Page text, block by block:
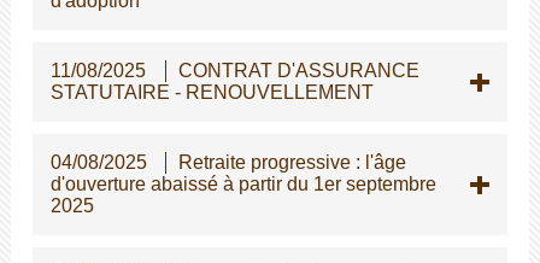
11/08/2025
CONTRAT D'ASSURANCE
STATUTAIRE - RENOUVELLEMENT
04/08/2025
Retraite progressive : l'âge
d'ouverture abaissé à partir du 1er septembre
2025